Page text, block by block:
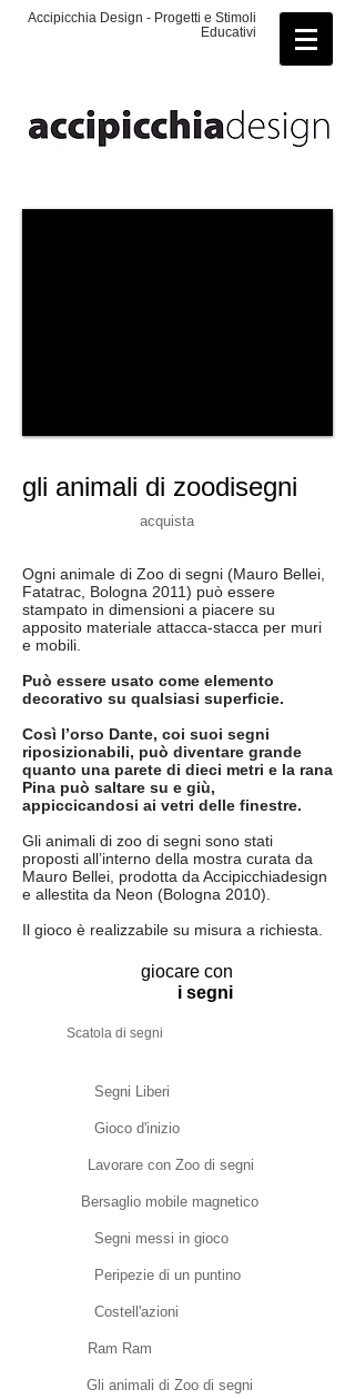
Accipicchia Design - Progetti e Stimoli
Educativi
gli animali di zoodisegni
acquista
Ogni animale di Zoo di segni (Mauro Bellei,
Fatatrac, Bologna 2011) può essere
stampato in dimensioni a piacere su
apposito materiale attacca-stacca per muri
e mobili.
Può essere usato come elemento
decorativo su qualsiasi superficie.
Così l’orso Dante, coi suoi segni
riposizionabili, può diventare grande
quanto una parete di dieci metri e la rana
Pina può saltare su e giù,
appiccicandosi ai vetri delle finestre.
Gli animali di zoo di segni sono stati
proposti all’interno della mostra curata da
Mauro Bellei, prodotta da Accipicchiadesign
e allestita da Neon (Bologna 2010).
Il gioco è realizzabile su misura a richiesta.
giocare con
i segni
Scatola di segni
Segni Liberi
Gioco d'inizio
Lavorare con Zoo di segni
Bersaglio mobile magnetico
Segni messi in gioco
Peripezie di un puntino
Costell'azioni
Ram Ram
Gli animali di Zoo di segni